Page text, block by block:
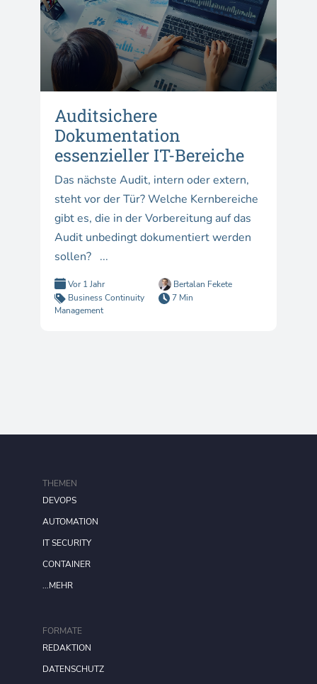
Auditsichere
Dokumentation
essenzieller IT-Bereiche
Das nächste Audit, intern oder extern,
steht vor der Tür? Welche Kernbereiche
gibt es, die in der Vorbereitung auf das
Audit unbedingt dokumentiert werden
sollen? ...
Vor 1 Jahr
Bertalan Fekete
Business Continuity
Management
7 Min
FORMATE
REDAKTION
DATENSCHUTZ
THEMEN
DEVOPS
AUTOMATION
IT SECURITY
CONTAINER
...MEHR